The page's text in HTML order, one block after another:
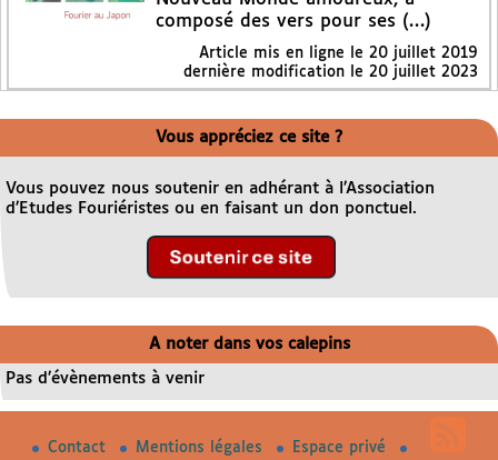
composé des vers pour ses (…)
Article mis en ligne le 20 juillet 2019
dernière modification le 20 juillet 2023
Vous appréciez ce site ?
Vous pouvez nous soutenir en adhérant à l’Association
d’Etudes Fouriéristes ou en faisant un don ponctuel.
A noter dans vos calepins
Pas d’évènements à venir
Contact Mentions légales Espace privé